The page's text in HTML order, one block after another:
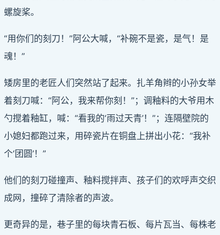
螺旋桨。
“用你们的刻刀！”阿公大喊，“补碗不是瓷，是气！是
魂！”
矮房里的老匠人们突然站了起来。扎羊角辫的小孙女举
着刻刀喊：“阿公，我来帮你刻！”；调釉料的大爷用木
勺搅着釉缸，喊：“看我的‘雨过天青’！”；连隔壁院的
小媳妇都跑过来，用碎瓷片在铜盘上拼出小花：“我补
个‘团圆’！”
他们的刻刀碰撞声、釉料搅拌声、孩子们的欢呼声交织
成网，撞碎了清除者的声波。
更奇异的是，巷子里的每块青石板、每片瓦当、每株老